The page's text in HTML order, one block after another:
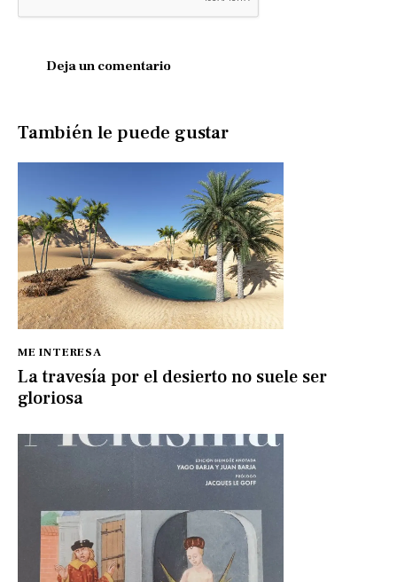
También le puede gustar
ME INTERESA
La travesía por el desierto no suele ser
gloriosa